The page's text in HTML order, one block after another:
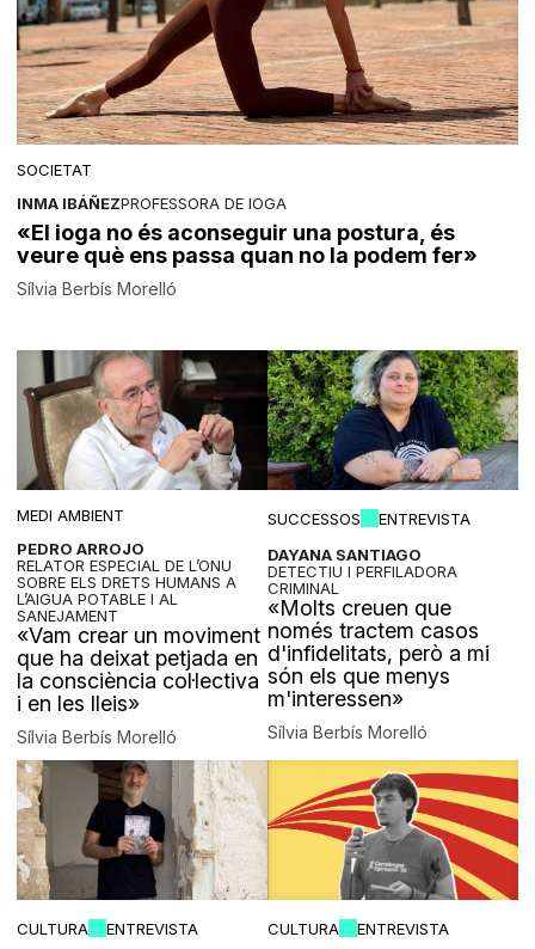
SOCIETAT
INMA IBÁÑEZPROFESSORA DE IOGA
«El ioga no és aconseguir una postura, és
veure què ens passa quan no la podem fer»
Sílvia Berbís Morelló
MEDI AMBIENT
PEDRO ARROJO
RELATOR ESPECIAL DE L’ONU
SOBRE ELS DRETS HUMANS A
L’AIGUA POTABLE I AL
SANEJAMENT
«Vam crear un moviment
que ha deixat petjada en
la consciència col·lectiva
i en les lleis»
Sílvia Berbís Morelló
SUCCESSOS
ENTREVISTA
DAYANA SANTIAGO
DETECTIU I PERFILADORA
CRIMINAL
«Molts creuen que
només tractem casos
d'infidelitats, però a mi
són els que menys
m'interessen»
Sílvia Berbís Morelló
CULTURA
ENTREVISTA
CULTURA
ENTREVISTA